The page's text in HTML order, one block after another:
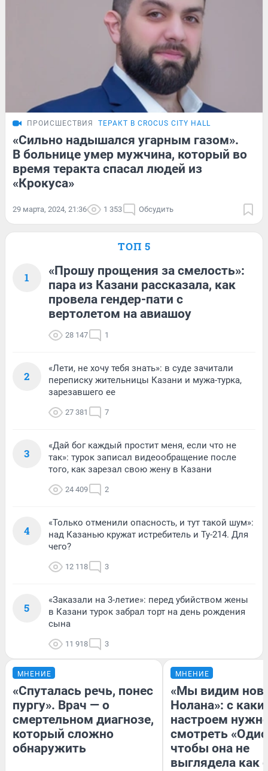
ПРОИСШЕСТВИЯ ТЕРАКТ В CROCUS CITY HALL
«Сильно надышался угарным газом».
В больнице умер мужчина, который во
время теракта спасал людей из
«Крокуса»
29 марта, 2024, 21:36 1 353 Обсудить
ТОП 5
1
«Прошу прощения за смелость»:
пара из Казани рассказала, как
провела гендер-пати с
вертолетом на авиашоу
28 147 1
2
«Лети, не хочу тебя знать»: в суде зачитали
переписку жительницы Казани и мужа-турка,
зарезавшего ее
27 381 7
3
«Дай бог каждый простит меня, если что не
так»: турок записал видеообращение после
того, как зарезал свою жену в Казани
24 409 2
4
«Только отменили опасность, и тут такой шум»:
над Казанью кружат истребитель и Ту-214. Для
чего?
12 118 3
5
«Заказали на 3-летие»: перед убийством жены
в Казани турок забрал торт на день рождения
сына
11 918 3
МНЕНИЕ
«Спуталась речь, понес
пургу». Врач — о
смертельном диагнозе,
который сложно
обнаружить
МНЕНИЕ
«Мы видим
Нолана»: с
настроем
смотреть
чтобы она не
выглядела как